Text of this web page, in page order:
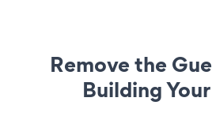
Remove the
Building